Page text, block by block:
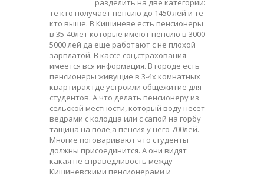
разделить на две категории:
те кто получает пенсию до 1450 лей и те
кто выше. В Кишиневе есть пенсионеры
в 35-40лет которые имеют пенсию в 3000-
5000 лей да еще работают с не плохой
зарплатой. В кассе соц.страхования
имеется вся информация. В городе есть
пенсионеры живущие в 3-4х комнатных
квартирах где устроили общежитие для
студентов. А что делать пенсионеру из
сельской местности, который воду несет
ведрами с колодца или с сапой на горбу
тащица на поле,а пенсия у него 700лей.
Многие поговаривают что студенты
должны присоединится. А они видят
какая не справедливость между
Кишиневскими пенсионерами и